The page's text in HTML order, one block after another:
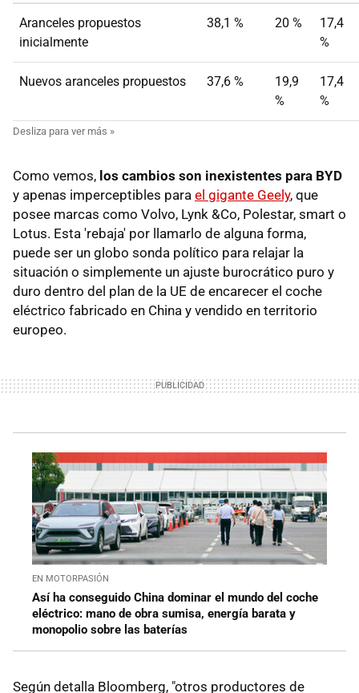
Aranceles propuestos
inicialmente
38,1 % 20 %
17,4
%
Nuevos aranceles propuestos 37,6 %
19,9
%
17,4
%
Como vemos, los cambios son inexistentes para BYD
y apenas imperceptibles para el gigante Geely, que
posee marcas como Volvo, Lynk &Co, Polestar, smart o
Lotus. Esta 'rebaja' por llamarlo de alguna forma,
puede ser un globo sonda político para relajar la
situación o simplemente un ajuste burocrático puro y
duro dentro del plan de la UE de encarecer el coche
eléctrico fabricado en China y vendido en territorio
europeo.
EN MOTORPASIÓN
Así ha conseguido China dominar el mundo del coche
eléctrico: mano de obra sumisa, energía barata y
monopolio sobre las baterías
Según detalla Bloomberg, "otros productores de